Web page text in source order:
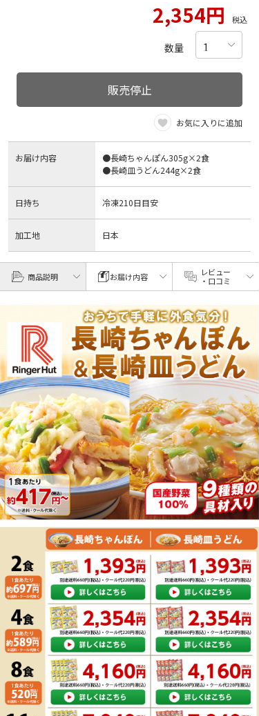
2,354円 税込
数量
販売停止
お気に入りに追加
お届け内容
●長崎ちゃんぽん305g×2食
●長崎皿うどん244g×2食
日持ち 冷凍210日目安
加工地 日本
商品説明 お届け内容
レビュー
・口コミ